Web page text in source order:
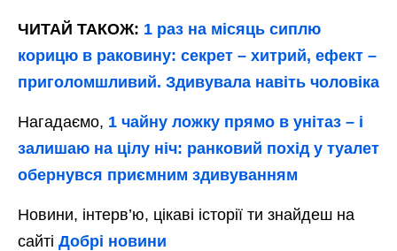
ЧИТАЙ ТАКОЖ: 1 раз на місяць сиплю
корицю в раковину: секрет – хитрий, ефект –
приголомшливий. Здивувала навіть чоловіка
Нагадаємо, 1 чайну ложку прямо в унітаз – і
залишаю на цілу ніч: ранковий похід у туалет
обернувся приємним здивуванням
Новини, інтерв’ю, цікаві історії ти знайдеш на
сайті Добрі новини